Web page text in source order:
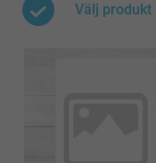
Välj produkt